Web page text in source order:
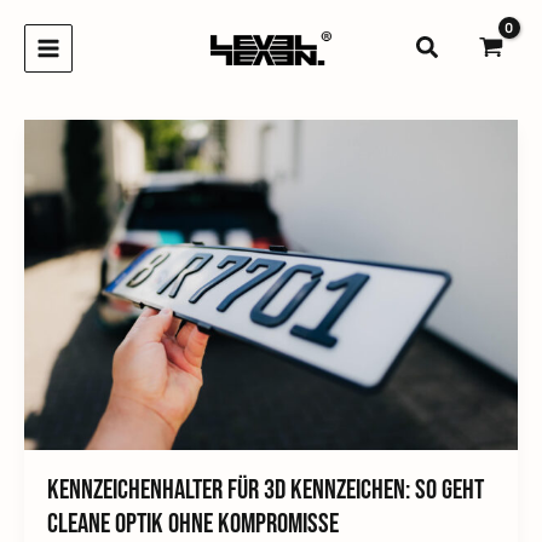
Inhalt
springen
Suchen
Kennzeichenhalter für 3D Kennzeichen: So geht
cleane Optik ohne Kompromisse